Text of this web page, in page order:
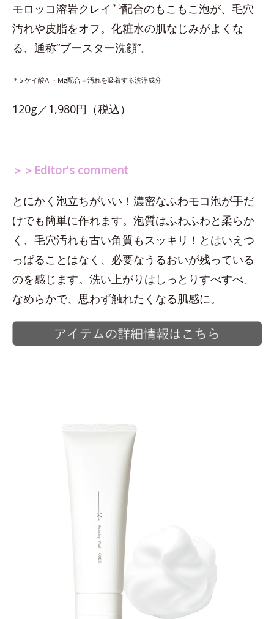
モロッコ溶岩クレイ ＊5配合のもこもこ泡が、毛穴
汚れや皮脂をオフ。化粧水の肌なじみがよくな
る、通称“ブースター洗顔”。
＊5 ケイ酸Al・Mg配合＝汚れを吸着する洗浄成分
120g／1,980円（税込）
＞＞Editor's comment
とにかく泡立ちがいい！濃密なふわモコ泡が手だ
けでも簡単に作れます。泡質はふわふわと柔らか
く、毛穴汚れも古い角質もスッキリ！とはいえつ
っぱることはなく、必要なうるおいが残っている
のを感じます。洗い上がりはしっとりすべすべ、
なめらかで、思わず触れたくなる肌感に。